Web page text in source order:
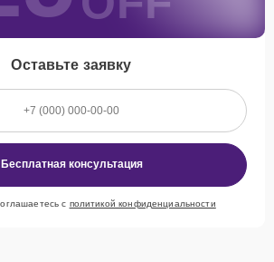
Оставьте заявку
Бесплатная консультация
с политикой конфиденциальности